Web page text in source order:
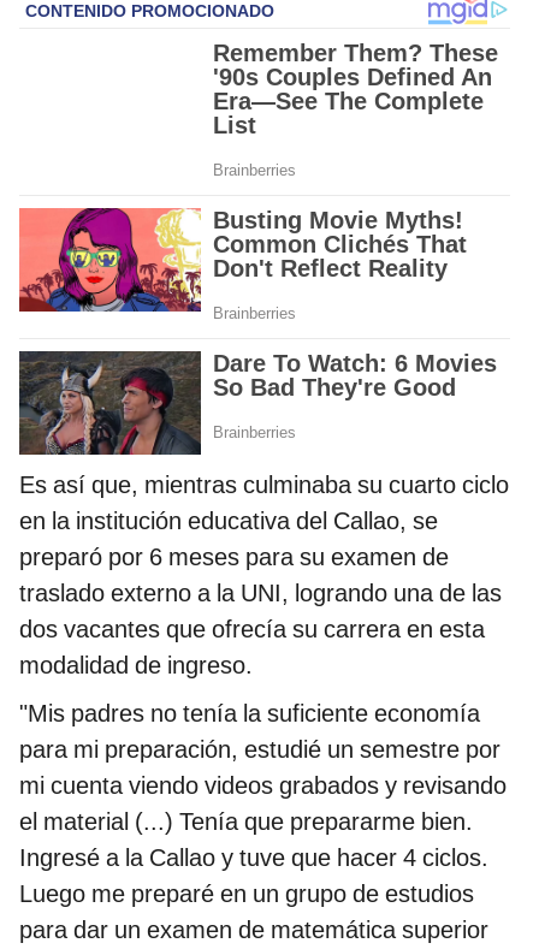
Es así que, mientras culminaba su cuarto ciclo
en la institución educativa del Callao, se
preparó por 6 meses para su examen de
traslado externo a la UNI, logrando una de las
dos vacantes que ofrecía su carrera en esta
modalidad de ingreso.
"Mis padres no tenía la suficiente economía
para mi preparación, estudié un semestre por
mi cuenta viendo videos grabados y revisando
el material (...) Tenía que prepararme bien.
Ingresé a la Callao y tuve que hacer 4 ciclos.
Luego me preparé en un grupo de estudios
para dar un examen de matemática superior